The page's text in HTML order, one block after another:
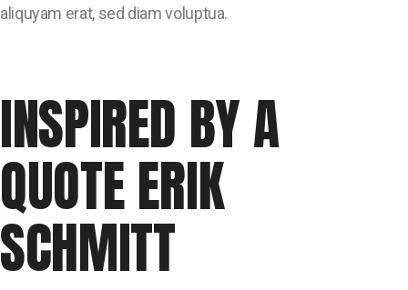
aliquyam erat, sed diam voluptua.
INSPIRED BY A
QUOTE ERIK
SCHMITT